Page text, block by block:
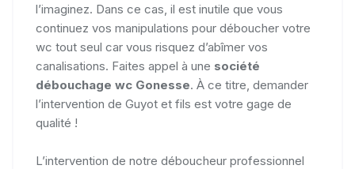
l’imaginez. Dans ce cas, il est inutile que vous
continuez vos manipulations pour déboucher votre
wc tout seul car vous risquez d’abîmer vos
canalisations. Faites appel à une société
débouchage wc Gonesse. À ce titre, demander
l’intervention de Guyot et fils est votre gage de
qualité !
L’intervention de notre déboucheur professionnel